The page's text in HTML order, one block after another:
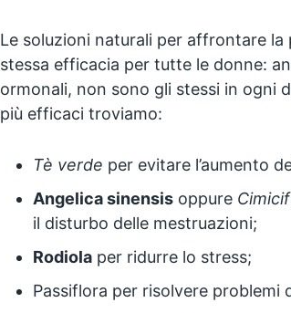
Le soluzioni naturali per affrontare la
stessa efficacia per tutte le donne:
ormonali, non sono gli stessi in ogni
più efficaci troviamo:
Tè verde per evitare l’aumento
Angelica sinensisoppure
il disturbo delle mestruazioni;
Rodiolaper ridurre lo stress;
Passiflora per risolvere problemi